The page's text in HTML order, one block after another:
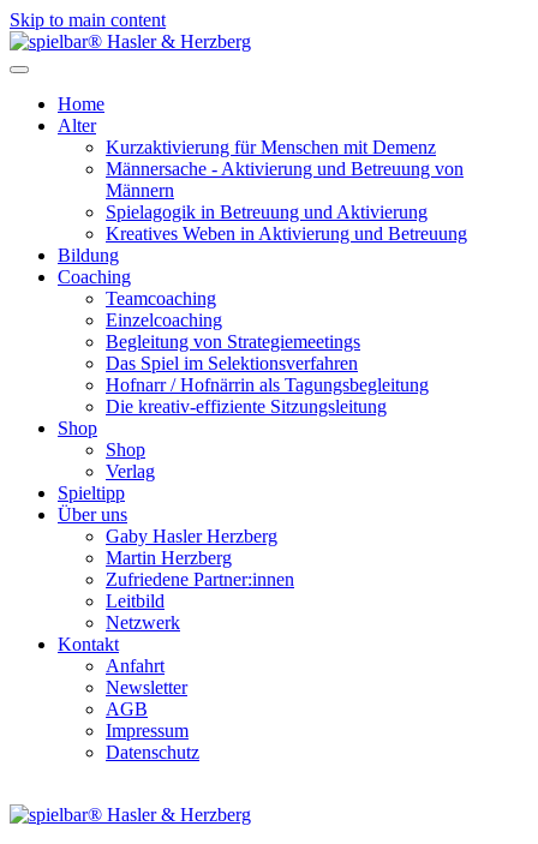
Skip to main content
Home
Alter
Kurzaktivierung für Menschen mit Demenz
Männersache - Aktivierung und Betreuung von
Männern
Spielagogik in Betreuung und Aktivierung
Kreatives Weben in Aktivierung und Betreuung
Bildung
Coaching
Teamcoaching
Einzelcoaching
Begleitung von Strategiemeetings
Das Spiel im Selektionsverfahren
Hofnarr / Hofnärrin als Tagungsbegleitung
Die kreativ-effiziente Sitzungsleitung
Shop
Shop
Verlag
Spieltipp
Über uns
Gaby Hasler Herzberg
Martin Herzberg
Zufriedene Partner:innen
Leitbild
Netzwerk
Kontakt
Anfahrt
Newsletter
AGB
Impressum
Datenschutz